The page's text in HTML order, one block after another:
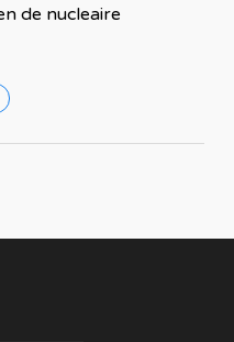
de nucleaire